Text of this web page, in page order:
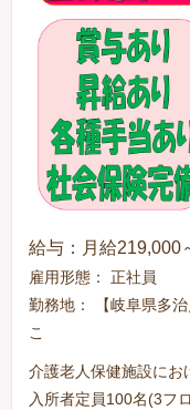
給与：月給219,000
雇用形態： 正社員
勤務地： 【岐阜県多
こ
介護老人保健施設にお
入所者定員100名(3フ